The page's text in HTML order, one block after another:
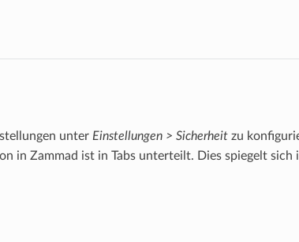
unter Einstellungen > Sicherheitzu
in Zammad ist in Tabs unterteilt. Dies spiegelt